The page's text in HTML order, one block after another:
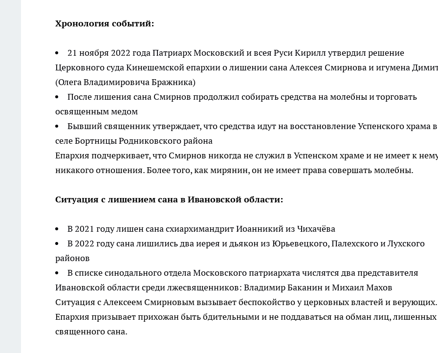
Хронология событий:
21 ноября 2022 года Патриарх Московский и всея Руси Кирилл утвердил решение
Церковного суда Кинешемской епархии о лишении сана Алексея Смирнова и игумена
(Олега Владимировича Бражника)
После лишения сана Смирнов продолжил собирать средства на молебны и торговать
освященным медом
Бывший священник утверждает, что средства идут на восстановление Успенского храма в
селе Бортницы Родниковского района
Епархия подчеркивает, что Смирнов никогда не служил в Успенском храме и не имеет к
никакого отношения. Более того, как мирянин, он не имеет права совершать молебны.
Ситуация с лишением сана в Ивановской области:
В 2021 году лишен сана схиархимандрит Иоанникий из Чихачёва
В 2022 году сана лишились два иерея и дьякон из Юрьевецкого, Палехского и Лухского
районов
В списке синодального отдела Московского патриархата числятся два представителя
Ивановской области среди лжесвященников: Владимир Баканин и Михаил Махов
Ситуация с Алексеем Смирновым вызывает беспокойство у церковных властей и верующих.
Епархия призывает прихожан быть бдительными и не поддаваться на обман лиц, лишенных
священного сана.